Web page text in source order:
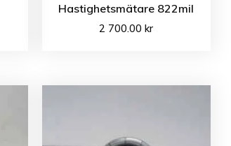
Hastighetsmätare 822mil
2 700.00kr